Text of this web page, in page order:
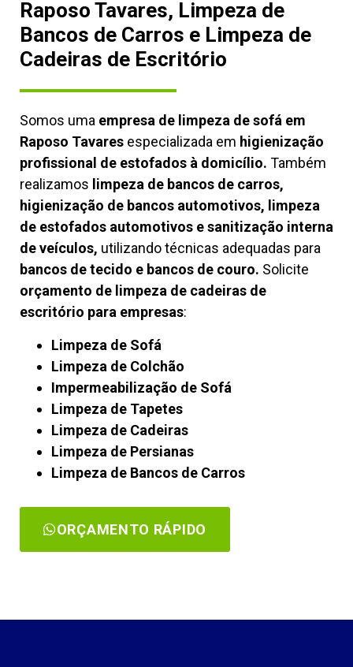
Raposo Tavares, Limpeza de
Bancos de Carros e Limpeza de
Cadeiras de Escritório
Somos uma empresa de limpeza de sofá em
Raposo Tavares especializada em higienização
profissional de estofados à domicílio. Também
realizamos limpeza de bancos de carros,
higienização de bancos automotivos, limpeza
de estofados automotivos e sanitização interna
de veículos, utilizando técnicas adequadas para
bancos de tecido e bancos de couro. Solicite
orçamento de limpeza de cadeiras de
escritório para empresas:
Limpeza de Sofá
Limpeza de Colchão
Impermeabilização de Sofá
Limpeza de Tapetes
Limpeza de Cadeiras
Limpeza de Persianas
Limpeza de Bancos de Carros
ORÇAMENTO RÁPIDO